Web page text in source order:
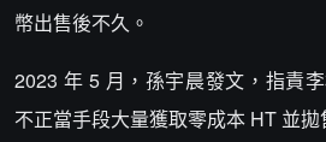
幣出售後不久。
2023 年 5 月，孫宇晨發文，指責
不正當手段大量獲取零成本 HT 並